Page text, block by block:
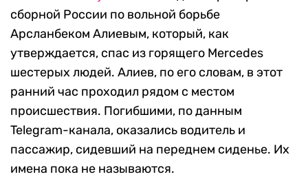
сборной России по вольной борьбе
Арсланбеком Алиевым, который, как
утверждается, спас из горящего Mercedes
шестерых людей. Алиев, по его словам, в этот
ранний час проходил рядом с местом
происшествия. Погибшими, по данным
Telegram-канала, оказались водитель и
пассажир, сидевший на переднем сиденье. Их
имена пока не называются.